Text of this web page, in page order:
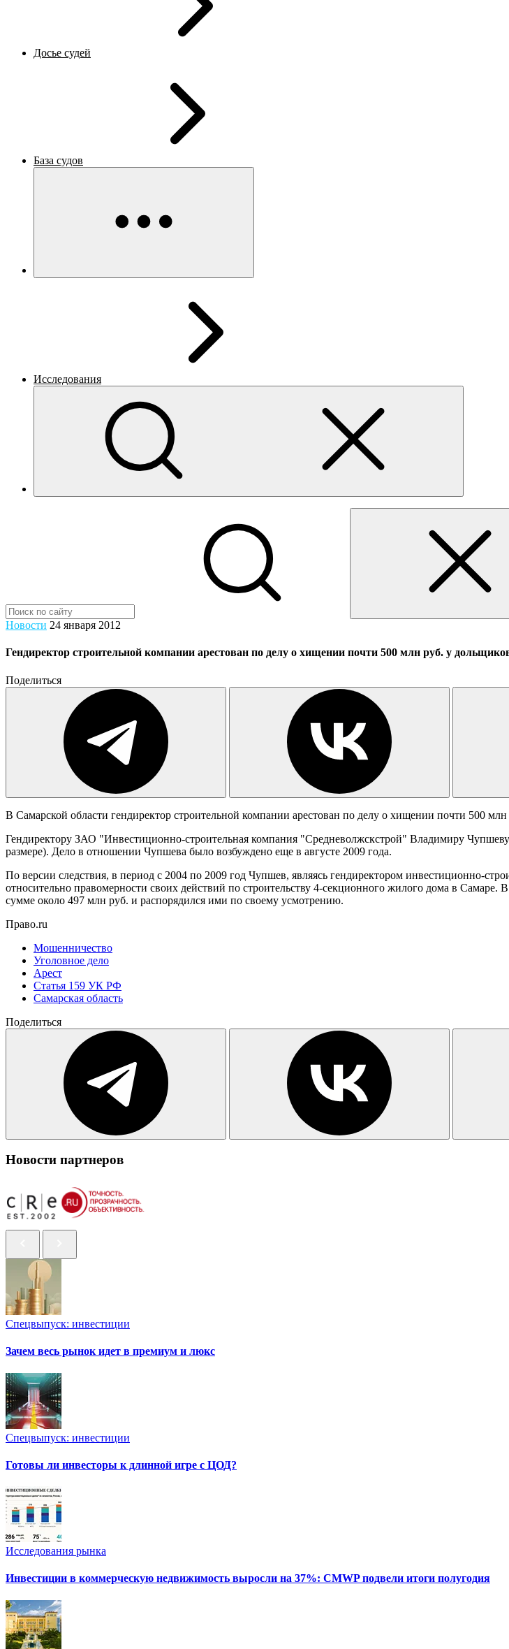
Досье судей
База судов
Исследования
Новости 24 января 2012
Гендиректор строительной компании арестован по делу о хищении почти 500 млн руб. у
Поделиться
В Самарской области гендиректор строительной компании арестован по делу о хищении почти 500 млн
Гендиректору ЗАО "Инвестиционно-строительная компания "Средневолжскстрой" Владимиру
размере). Дело в отношении Чупшева было возбуждено еще в августе 2009 года.
По версии следствия, в период с 2004 по 2009 год Чупшев, являясь гендиректором инвестиционно-
относительно правомерности своих действий по строительству 4-секционного жилого дома в
сумме около 497 млн руб. и распорядился ими по своему усмотрению.
Право.ru
Мошенничество
Уголовное дело
Арест
Статья 159 УК РФ
Самарская область
Поделиться
Новости партнеров
Спецвыпуск: инвестиции
Зачем весь рынок идет в премиум и люкс
Спецвыпуск: инвестиции
Готовы ли инвесторы к длинной игре с ЦОД?
Исследования рынка
Инвестиции в коммерческую недвижимость выросли на 37%: CMWP подвели итоги полугодия